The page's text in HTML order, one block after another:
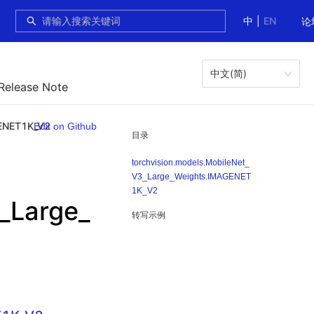
中
EN 论
Note
中文(简)
目录
torchvision.models.MobileNet_
V3_Large_Weights.IMAGENET
1K_V2
转写示例
Edit on Github